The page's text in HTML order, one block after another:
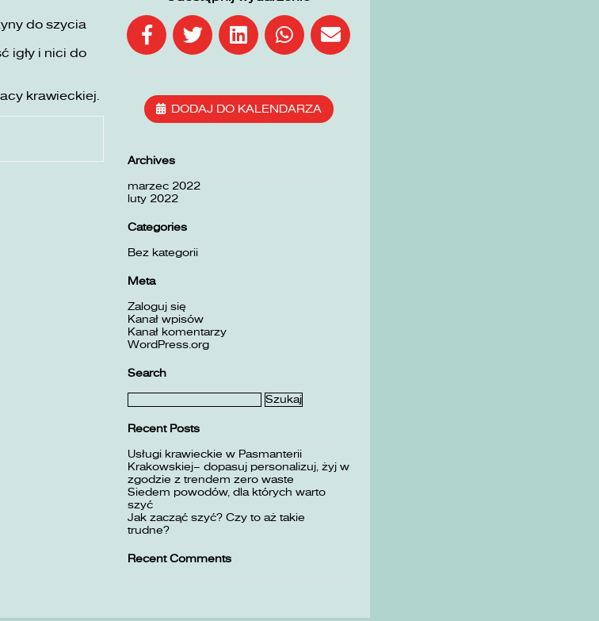
do szycia
igły i nici do
krawieckiej.
DODAJ DO KALENDARZA
Archives
marzec 2022
luty 2022
Categories
Bez kategorii
Meta
Zaloguj się
Kanał wpisów
Kanał komentarzy
WordPress.org
Search
Szukaj:
Recent Posts
Usługi krawieckie w Pasmanterii
Krakowskiej– dopasuj personalizuj, żyj w
zgodzie z trendem zero waste
Siedem powodów, dla których warto
szyć
Jak zacząć szyć? Czy to aż takie
trudne?
Recent Comments